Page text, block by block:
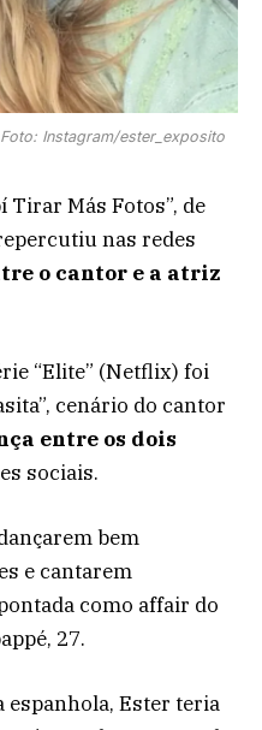
Instagram/ester_exposito
Tirar Más Fotos”, de
nas redes
o cantor e a atriz
“Elite” (Netflix) foi
cenário do cantor
entre os dois
sociais.
bem
e cantarem
como affair do
27.
espanhola, Ester teria